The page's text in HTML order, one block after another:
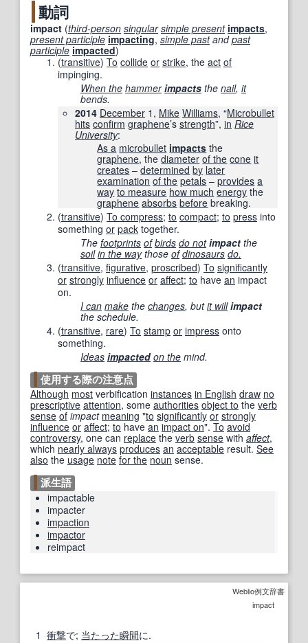
動詞
impact (third-person singular simple present impacts,
present participle impacting, simple pastandpast
participle impacted)
(transitive) To collide or strike, the act of
impinging.
When the hammer impacts the nail, it
bends.
2014 December 1, Mike Williams, “Microbullet
hits confirm graphene’s strength”, in Rice
University‎:
As a microbullet impacts the
graphene, thediameter of the cone it
creates –determined by later
examination of the petals –provides a
way to measure how much energy the
graphene absorbs before breaking.
(transitive) To compress; to compact; to press into
something or pack together.
The footprints of birds do not impact the
soil in the waythose of dinosaurs do.
(transitive, figurative, proscribed) To significantly
or strongly influence or affect; to have an impact
on.
I can make the changes, butit will impact
the schedule.
(transitive, rare) To stamp or impress onto
something.
Ideas impacted on the mind.
使用する際の注意点
Although most verbification instances in English draw no
prescriptive attention, some authorities object to the verb
sense of impact meaning "to significantly or strongly
influence or affect; to have an impact on". To avoid
controversy, one can replace the verb sense with affect,
which nearly always produces an acceptable result. See
also the usage note for the noun sense.
派生語
impactable
impacter
impaction
impactor
reimpact
Weblio例文辞書
impact
1 衝撃で; 当たった瞬間に.